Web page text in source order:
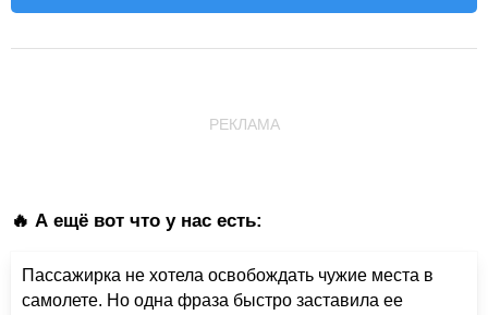
РЕКЛАМА
🔥 А ещё вот что у нас есть:
Пассажирка не хотела освобождать чужие места в
самолете. Но одна фраза быстро заставила ее